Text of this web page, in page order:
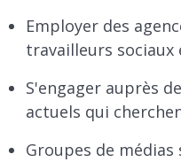
Employer des
travailleurs
S'engager auprès
actuels qui
Groupes de